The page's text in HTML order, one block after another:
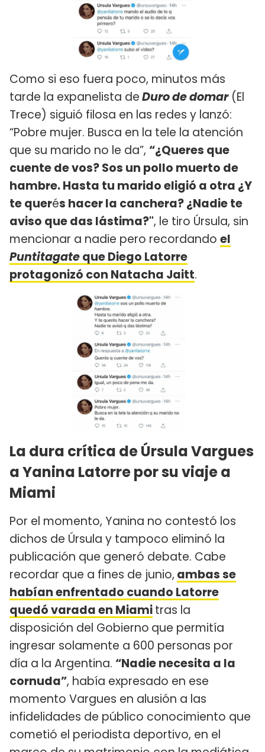
Como si eso fuera poco, minutos más
tarde la expanelista deDuro de domar(El
Trece) siguió filosa en las redes y lanzó:
“Pobre mujer. Busca en la tele la atención
que su marido no le da”, “¿Queres que
cuente de vos? Sos un pollo muerto de
hambre. Hasta tu marido eligió a otra ¿Y
te querés hacer la canchera? ¿Nadie te
aviso que das lástima?", le tiro Úrsula, sin
mencionar a nadie pero recordando el
Puntitagateque Diego Latorre
protagonizó con Natacha Jaitt.
La dura crítica de Úrsula Vargues
a Yanina Latorre por su viaje a
Miami
Por el momento, Yanina no contestó los
dichos de Úrsula y tampoco eliminó la
publicación que generó debate. Cabe
recordar que a fines de junio, ambas se
habían enfrentado cuando Latorre
quedó varada en Miamitras la
disposición del Gobierno que permitía
ingresar solamente a 600 personas por
día a la Argentina. “Nadie necesita a la
cornuda”, había expresado en ese
momento Vargues en alusión a las
infidelidades de público conocimiento que
cometió el periodista deportivo, en el